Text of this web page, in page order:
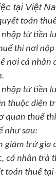
tại Việt
toán
nhập từ tiền
thì nơi
nơi cá nhân
nhập từ tiền
thuộc diện
quan thuế
như sau:
giảm trừ gia
cá nhân trả
toán thuế